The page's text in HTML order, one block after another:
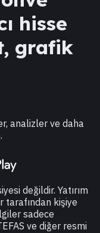
hisse
grafik
analizler ve daha
değildir. Yatırım
tarafından kişiye
sadece
ve diğer resmi